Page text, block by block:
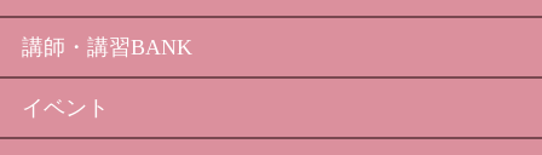
講師・講習BANK
イベント